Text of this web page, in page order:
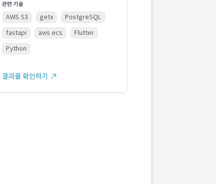
관련 기술
AWS S3 getx
PostgreSQL
fastapi
aws ecs
Flutter
Python
결과물 확인하기